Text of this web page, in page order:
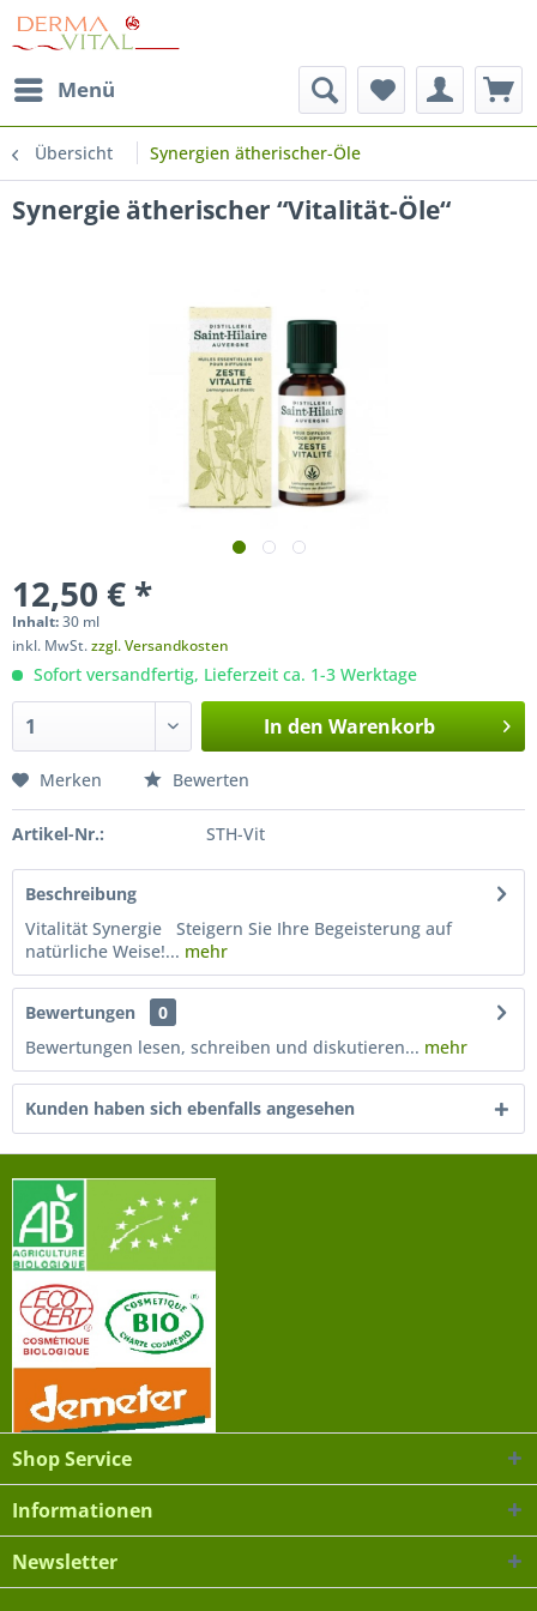
Menü
Übersicht Synergien ätherischer-Öle
Synergie ätherischer “Vitalität-Öle“
12,50 € *
Inhalt:30 ml
inkl. MwSt.zzgl. Versandkosten
Sofort versandfertig, Lieferzeit ca. 1-3 Werktage
In den Warenkorb
Merken Bewerten
Artikel-Nr.: STH-Vit
Beschreibung
Vitalität Synergie Steigern Sie Ihre Begeisterung auf
natürliche Weise!... mehr
Bewertungen
0
Bewertungen lesen, schreiben und diskutieren... mehr
Kunden haben sich ebenfalls angesehen
Shop Service
Informationen
Newsletter